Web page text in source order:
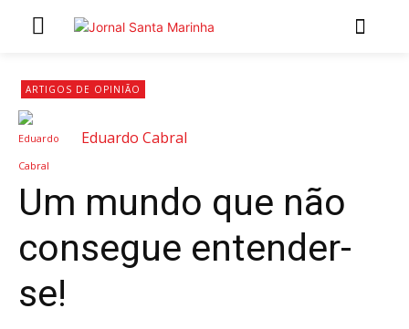
ARTIGOS DE OPINIÃO
Eduardo Cabral
Um mundo que não
consegue entender-
se!